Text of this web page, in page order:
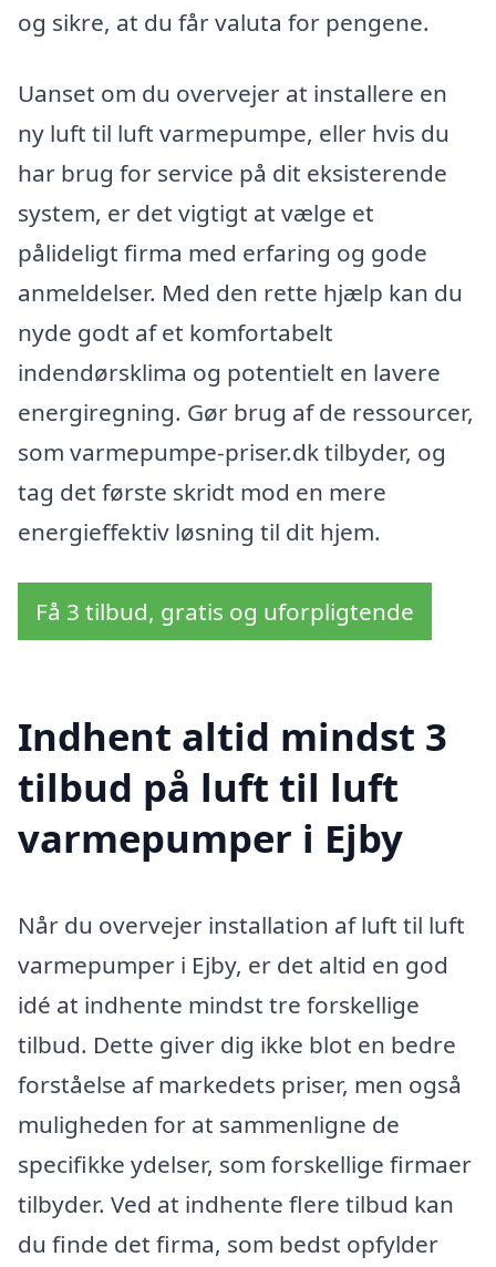
og sikre, at du får valuta for pengene.
Uanset om du overvejer at installere en
ny luft til luft varmepumpe, eller hvis du
har brug for service på dit eksisterende
system, er det vigtigt at vælge et
pålideligt firma med erfaring og gode
anmeldelser. Med den rette hjælp kan du
nyde godt af et komfortabelt
indendørsklima og potentielt en lavere
energiregning. Gør brug af de ressourcer,
som varmepumpe-priser.dk tilbyder, og
tag det første skridt mod en mere
energieffektiv løsning til dit hjem.
Få 3 tilbud, gratis og uforpligtende
Indhent altid mindst 3
tilbud på luft til luft
varmepumper i Ejby
Når du overvejer installation af luft til luft
varmepumper i Ejby, er det altid en god
idé at indhente mindst tre forskellige
tilbud. Dette giver dig ikke blot en bedre
forståelse af markedets priser, men også
muligheden for at sammenligne de
specifikke ydelser, som forskellige firmaer
tilbyder. Ved at indhente flere tilbud kan
du finde det firma, som bedst opfylder